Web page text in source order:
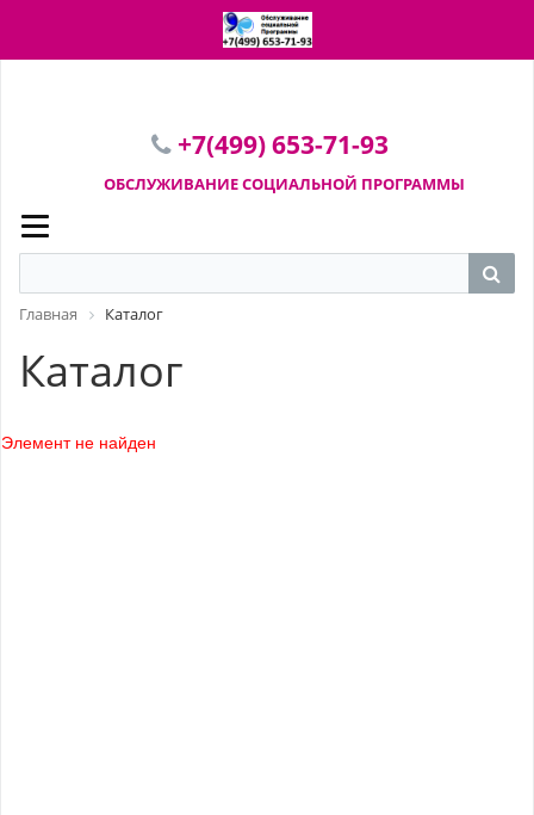
ПЕРЕЙТИ В КОРЗИНУ
+7(499) 653-71-93
ОБСЛУЖИВАНИЕ СОЦИАЛЬНОЙ ПРОГРАММЫ
Главная Каталог
Каталог
Элемент не найден